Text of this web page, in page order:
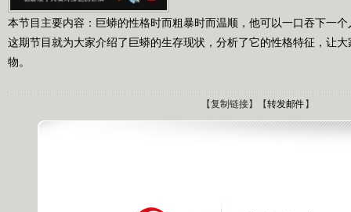
本节目主要内容：巨蟒的性格时而粗暴时而温顺，他可以一口吞下一
这期节目就为大家介绍了巨蟒的生存现状，分析了它的性格特征，让
物。
【复制链接】【转发邮件 】